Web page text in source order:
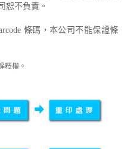
恕不負責。
條碼，本公司不能保證條
釋權。